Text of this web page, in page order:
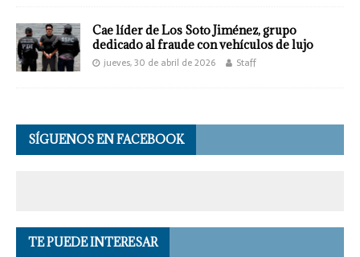
Cae líder de Los Soto Jiménez, grupo
dedicado al fraude con vehículos de lujo
jueves, 30 de abril de 2026 Staff
SÍGUENOS EN FACEBOOK
TE PUEDE INTERESAR